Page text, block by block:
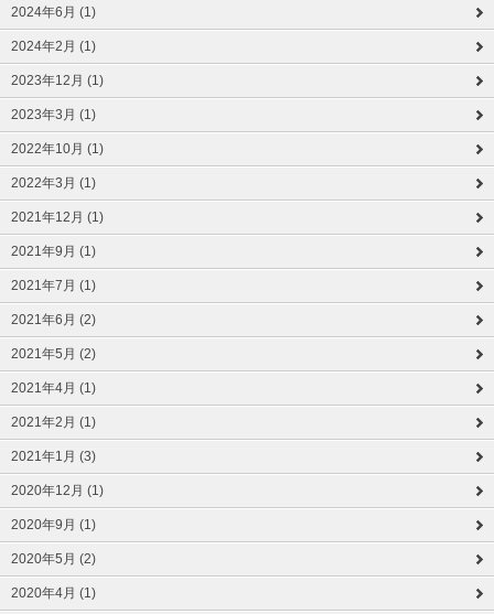
2024年6月 (1)
2024年2月 (1)
2023年12月 (1)
2023年3月 (1)
2022年10月 (1)
2022年3月 (1)
2021年12月 (1)
2021年9月 (1)
2021年7月 (1)
2021年6月 (2)
2021年5月 (2)
2021年4月 (1)
2021年2月 (1)
2021年1月 (3)
2020年12月 (1)
2020年9月 (1)
2020年5月 (2)
2020年4月 (1)